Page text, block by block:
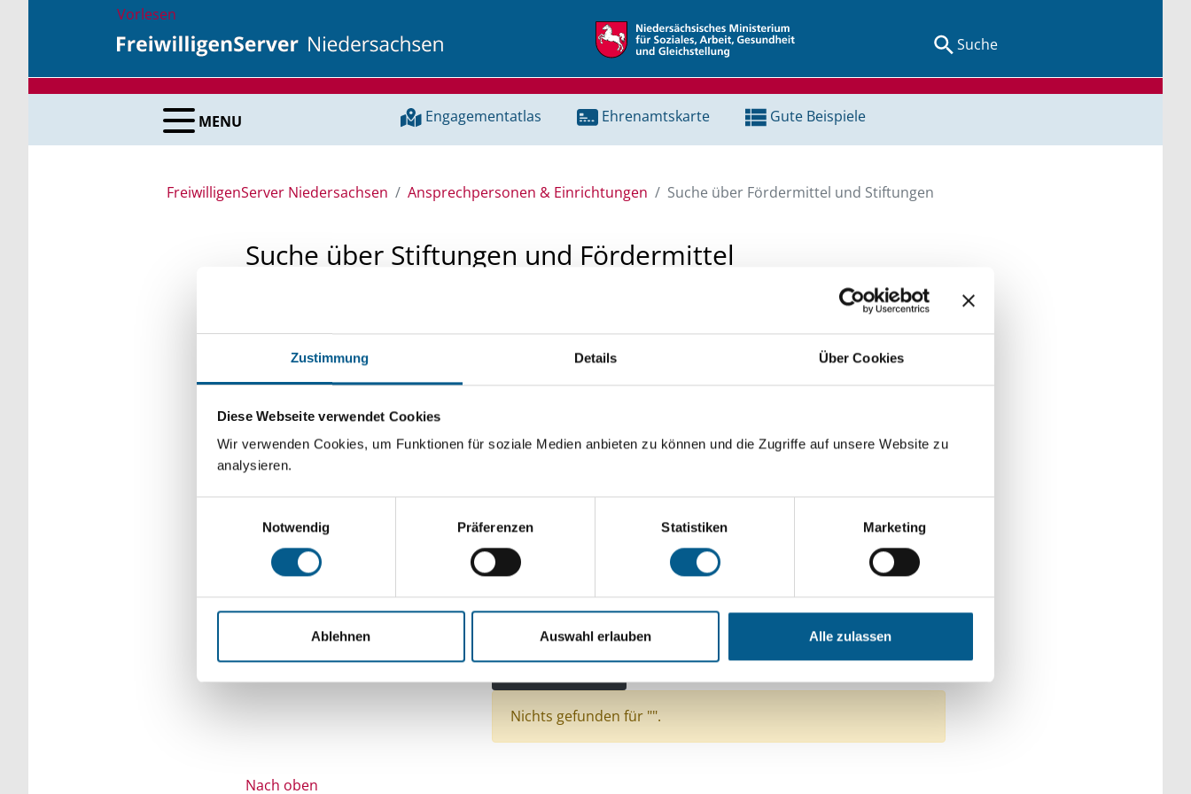
Zustimmung Details Über Cookies
Diese Webseite verwendet Cookies
Wir verwenden Cookies, um Funktionen für soziale Medien anbieten zu können und die Zugriffe auf unsere Website zu
analysieren.
Notwendig
Präferenzen Statistiken Marketing
Ablehnen Auswahl erlauben Alle zulassen
Vorlesen
Suche
MENU Engagementatlas Ehrenamtskarte Gute Beispiele
FreiwilligenServer Niedersachsen Ansprechpersonen & Einrichtungen Suche über Fördermittel und Stiftungen
Suche über Stiftungen und Fördermittel
Sie suchen finanzielle Unterstützung für ein Projekt oder ein Vorhaben? Hier können Sie direkt über
unsere Fördermitteldatenbank und Stiftungsdatenbank recherchieren. Bei der Suche bitte die Groß- und
Kleinschreibung beachten.
Bitte Suchbegriff eingeben. Ergebnisse können durch die Wahl von Bereichen oder Kategorien
verfeinert werden.
Suchen
Aktive Filter:
Themen: Menschen mit Behinderung
Themen: Heimatpflege
Themen: Integration
Stiftungstyp: Lokal tätige Stiftung
Nichts gefunden für "".
Nach oben